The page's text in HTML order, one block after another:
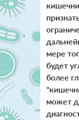
мере
будет
более
может